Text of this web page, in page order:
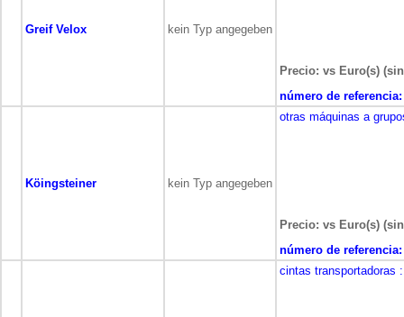
Greif Velox kein Typ angegeben
Precio: vs Euro(s)
número de referencia:
Köingsteiner kein Typ angegeben
otras máquinas a
Precio: vs Euro(s)
número de referencia:
cintas transportadoras